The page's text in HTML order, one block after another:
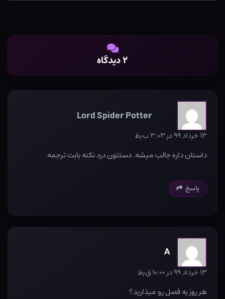
۲ دیدگاه
Lord Spider Potter
۱۳ خرداد ۹۹ در ۳:۰۳ ب٫ظ
داستان داره جالب میشه. دستتون درد نکنه بابت ترجمه.
پاسخ
A
۱۳ خرداد ۹۹ در ۱۰:۰۰ ق٫ظ
هر روز یه فصل رو میذارید؟